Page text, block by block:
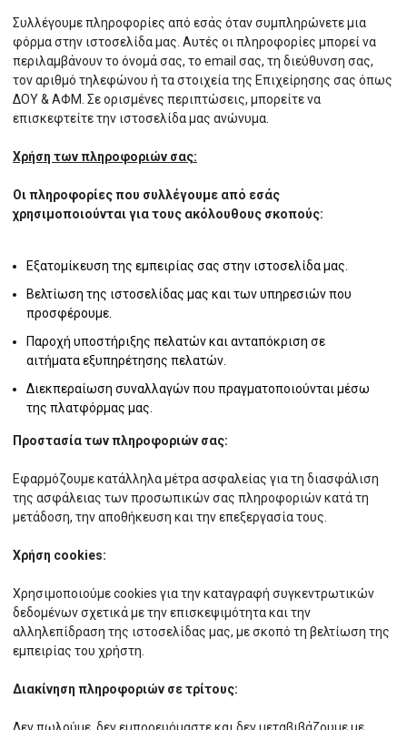
Συλλέγουμε πληροφορίες από εσάς όταν συμπληρώνετε μια
φόρμα στην ιστοσελίδα μας. Αυτές οι πληροφορίες μπορεί να
περιλαμβάνουν το όνομά σας, το email σας, τη διεύθυνση σας,
τον αριθμό τηλεφώνου ή τα στοιχεία της Επιχείρησης σας όπως
ΔΟΥ & ΑΦΜ. Σε ορισμένες περιπτώσεις, μπορείτε να
επισκεφτείτε την ιστοσελίδα μας ανώνυμα.
Χρήση των πληροφοριών σας:
Οι πληροφορίες που συλλέγουμε από εσάς
χρησιμοποιούνται για τους ακόλουθους σκοπούς:
Εξατομίκευση της εμπειρίας σας στην ιστοσελίδα μας.
Βελτίωση της ιστοσελίδας μας και των υπηρεσιών που
προσφέρουμε.
Παροχή υποστήριξης πελατών και ανταπόκριση σε
αιτήματα εξυπηρέτησης πελατών.
Διεκπεραίωση συναλλαγών που πραγματοποιούνται μέσω
της πλατφόρμας μας.
Προστασία των πληροφοριών σας:
Εφαρμόζουμε κατάλληλα μέτρα ασφαλείας για τη διασφάλιση
της ασφάλειας των προσωπικών σας πληροφοριών κατά τη
μετάδοση, την αποθήκευση και την επεξεργασία τους.
Χρήση cookies:
Χρησιμοποιούμε cookies για την καταγραφή συγκεντρωτικών
δεδομένων σχετικά με την επισκεψιμότητα και την
αλληλεπίδραση της ιστοσελίδας μας, με σκοπό τη βελτίωση της
εμπειρίας του χρήστη.
Διακίνηση πληροφοριών σε τρίτους:
Πίτσες & Βάσεις Πίτσας
Κρύα Sandwiches
Ψωμάκια Σάντουιτς
Παραδοσιακές Πίτες
Αρτοσκευάσματα
Κρουασάν
Σφολιάτες
Σιρόπι
Ροφήματα Σοκολάτας / Κακάο
Ζάχαρη & Υποκατάστατα
Κάψουλες
Milkshakes
Παρασκευάσματα Κρέατος
Μοσχάρι
Αμνοερίφια
Υποκατάστατα Κρέατος
Κυνηγιού
Γιαούρτι
Βούτυρο
Κεφίρ
Αλάτια - Μπαχαρικά
Σως
Παραδοσιακές Σαλάτες
Προϊόντα Κονσέρβας
Τυροκομικά
Ζωμοί & Κονσομέ
Μαγιονέζα
Λικέρ
Ούζο
Αναψυκτικά
Παραδοσιακά Ποτά
Τσίπουρο - Ρακί
Νερά
Κρασιά
Εξοπλισμός Μπάνιου
Ποδιές
Επιμανίκια
Μίας Χρήσης Εξοπλισμός
Καλαμάκια
Εξοπλισμός Κουζίνας
Σταχτοδοχεία
Πίτσα
Ρύζι
Δημητριακά
Προτηγανισμένες Κροκέτες
Ψάρια
Κατεψυγμένο Ψωμί
Κατεψυγμένα Πουλερικά